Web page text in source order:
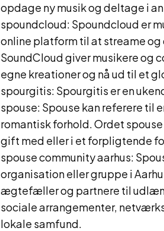
opdage ny musik og deltage i
spoundcloud: Spoundcloud er
online platform til at streame
SoundCloud giver musikere og
egne kreationer og nå ud til et
spourgitis: Spourgitis er en
spouse: Spouse kan referere
romantisk forhold. Ordet
gift med eller i et forpligtende
spouse community aarhus:
organisation eller gruppe i
ægtefæller og partnere til
sociale arrangementer,
lokale samfund.